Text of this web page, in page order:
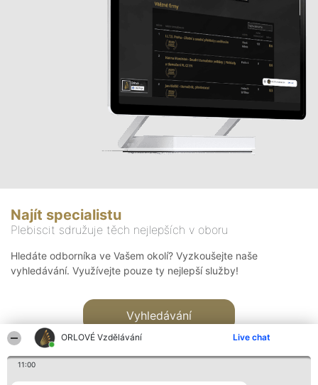
ORLOVÉ Vzdělávání Live chat
11:00
Najít specialistu
Plebiscit sdružuje těch nejlepších v oboru
Hledáte odborníka ve Vašem okolí? Vyzkoušejte naše
vyhledávání. Využívejte pouze ty nejlepší služby!
Vyhledávání